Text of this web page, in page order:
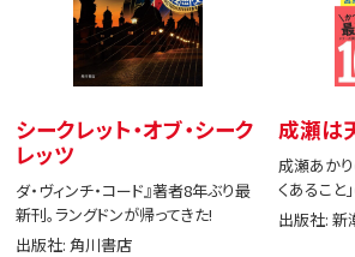
シークレット・オブ・シーク
レッツ
ダ・ヴィンチ・コード』著者8年ぶり最
新刊。ラングドンが帰ってきた!
出版社: 角川書店
成瀬は
成瀬あかり
くあること
出版社: 新